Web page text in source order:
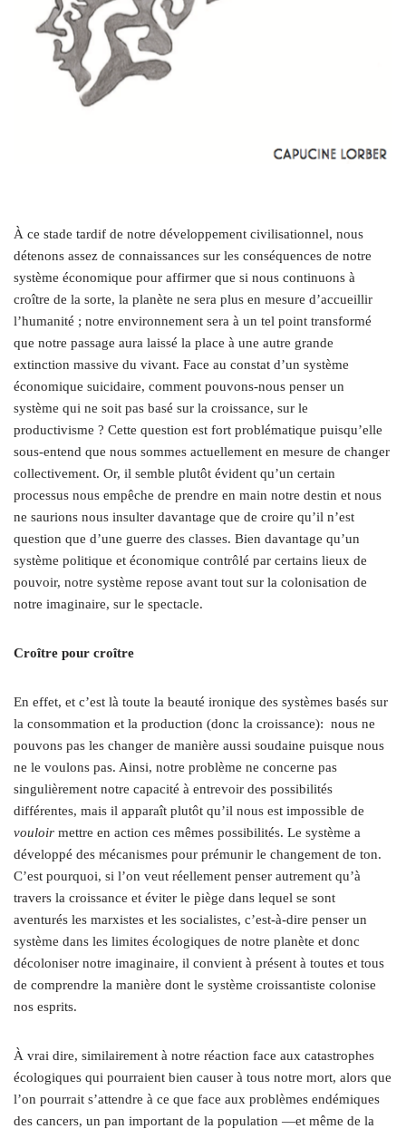
À ce stade tardif de notre développement civilisationnel, nous
détenons assez de connaissances sur les conséquences de notre
système économique pour affirmer que si nous continuons à
croître de la sorte, la planète ne sera plus en mesure d’accueillir
l’humanité ; notre environnement sera à un tel point transformé
que notre passage aura laissé la place à une autre grande
extinction massive du vivant. Face au constat d’un système
économique suicidaire, comment pouvons-nous penser un
système qui ne soit pas basé sur la croissance, sur le
productivisme ? Cette question est fort problématique puisqu’elle
sous-entend que nous sommes actuellement en mesure de changer
collectivement. Or, il semble plutôt évident qu’un certain
processus nous empêche de prendre en main notre destin et nous
ne saurions nous insulter davantage que de croire qu’il n’est
question que d’une guerre des classes. Bien davantage qu’un
système politique et économique contrôlé par certains lieux de
pouvoir, notre système repose avant tout sur la colonisation de
notre imaginaire, sur le spectacle.
Croître pour croître
En effet, et c’est là toute la beauté ironique des systèmes basés sur
la consommation et la production (donc la croissance): nous ne
pouvons pas les changer de manière aussi soudaine puisque nous
ne le voulons pas. Ainsi, notre problème ne concerne pas
singulièrement notre capacité à entrevoir des possibilités
différentes, mais il apparaît plutôt qu’il nous est impossible de
vouloir mettre en action ces mêmes possibilités. Le système a
développé des mécanismes pour prémunir le changement de ton.
C’est pourquoi, si l’on veut réellement penser autrement qu’à
travers la croissance et éviter le piège dans lequel se sont
aventurés les marxistes et les socialistes, c’est-à-dire penser un
système dans les limites écologiques de notre planète et donc
décoloniser notre imaginaire, il convient à présent à toutes et tous
de comprendre la manière dont le système croissantiste colonise
nos esprits.
À vrai dire, similairement à notre réaction face aux catastrophes
écologiques qui pourraient bien causer à tous notre mort, alors que
l’on pourrait s’attendre à ce que face aux problèmes endémiques
des cancers, un pan important de la population —et même de la